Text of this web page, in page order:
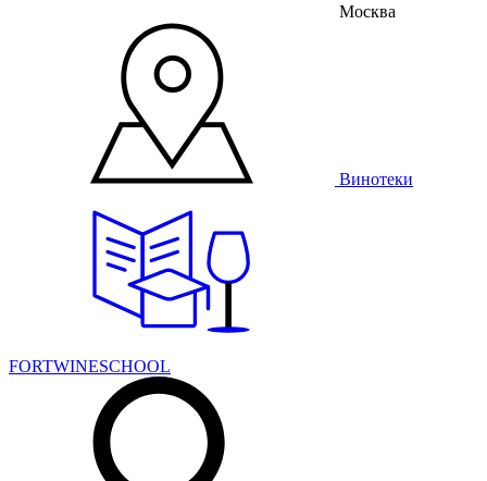
Москва
Винотеки
FORTWINESCHOOL